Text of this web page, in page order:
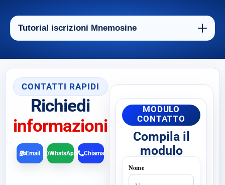
Tutorial iscrizioni Mnemosine
CONTATTI RAPIDI
Richiedi
informazioni
Chiama
Email WhatsApp
MODULO
CONTATTO
Compila il
modulo
Nome